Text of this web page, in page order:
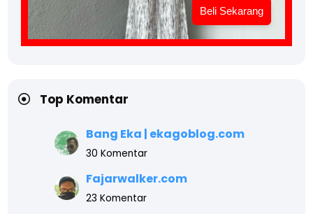
Beli Sekarang
Top Komentar
Bang Eka | ekagoblog.com
30 Komentar
Fajarwalker.com
23 Komentar